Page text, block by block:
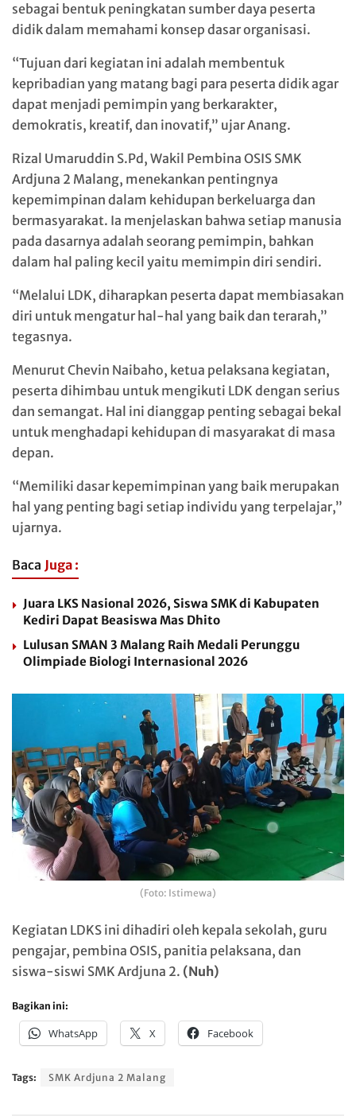
sebagai bentuk peningkatan sumber daya peserta
didik dalam memahami konsep dasar organisasi.
“Tujuan dari kegiatan ini adalah membentuk
kepribadian yang matang bagi para peserta didik agar
dapat menjadi pemimpin yang berkarakter,
demokratis, kreatif, dan inovatif,” ujar Anang.
Rizal Umaruddin S.Pd, Wakil Pembina OSIS SMK
Ardjuna 2 Malang, menekankan pentingnya
kepemimpinan dalam kehidupan berkeluarga dan
bermasyarakat. Ia menjelaskan bahwa setiap manusia
pada dasarnya adalah seorang pemimpin, bahkan
dalam hal paling kecil yaitu memimpin diri sendiri.
“Melalui LDK, diharapkan peserta dapat membiasakan
diri untuk mengatur hal-hal yang baik dan terarah,”
tegasnya.
Menurut Chevin Naibaho, ketua pelaksana kegiatan,
peserta dihimbau untuk mengikuti LDK dengan serius
dan semangat. Hal ini dianggap penting sebagai bekal
untuk menghadapi kehidupan di masyarakat di masa
depan.
“Memiliki dasar kepemimpinan yang baik merupakan
hal yang penting bagi setiap individu yang terpelajar,”
ujarnya.
Baca Juga :
Juara LKS Nasional 2026, Siswa SMK di Kabupaten
Kediri Dapat Beasiswa Mas Dhito
Lulusan SMAN 3 Malang Raih Medali Perunggu
Olimpiade Biologi Internasional 2026
(Foto: Istimewa)
Kegiatan LDKS ini dihadiri oleh kepala sekolah, guru
pengajar, pembina OSIS, panitia pelaksana, dan
siswa-siswi SMK Ardjuna 2. (Nuh)
Bagikan ini:
WhatsApp X Facebook
Tags: SMK Ardjuna 2 Malang